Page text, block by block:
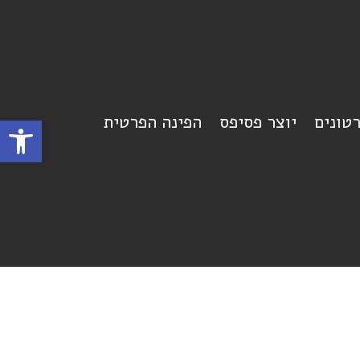
פתח יוצר פסיפס הפינה הפרטית